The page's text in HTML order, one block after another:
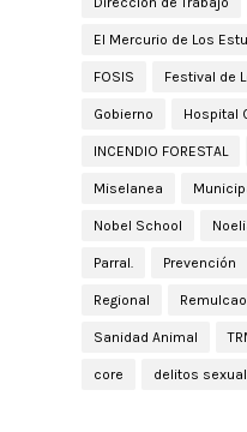
El Mercurio de Los
FOSIS Festival de
Gobierno Hospital
INCENDIO FORESTAL
Miselanea
Nobel School
Parral. Prevención
Regional Remulcao
Sanidad Animal
core delitos